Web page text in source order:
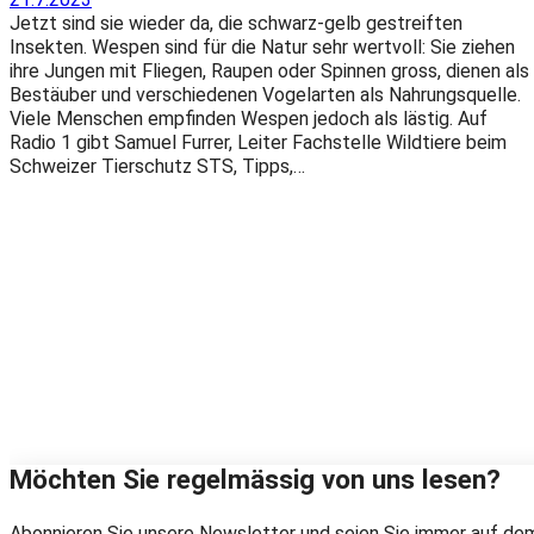
Jetzt sind sie wieder da, die schwarz-gelb gestreiften
Insekten. Wespen sind für die Natur sehr wertvoll: Sie ziehen
ihre Jungen mit Fliegen, Raupen oder Spinnen gross, dienen als
Bestäuber und verschiedenen Vogelarten als Nahrungsquelle.
Viele Menschen empfinden Wespen jedoch als lästig. Auf
Radio 1 gibt Samuel Furrer, Leiter Fachstelle Wildtiere beim
Schweizer Tierschutz STS, Tipps,…
Möchten Sie regelmässig von uns lesen?